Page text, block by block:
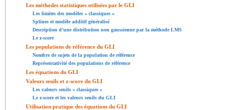
Les méthodes statistiques utilisées par le GLI
Les limites des modèles « classiques »
Splines et modèle additif généralisé
Description d’une distribution non gaussienne par la méthode LMS
Le z-score
Les populations de référence du GLI
Nombre de sujets de la population de référence
Représentativité des populations de référence
Les équations du GLI
Valeurs seuils et z-score du GLI
Les valeurs seuils « classiques »
Le z-score et les valeurs seuils du GLI
Utilisation pratique des équations du GLI